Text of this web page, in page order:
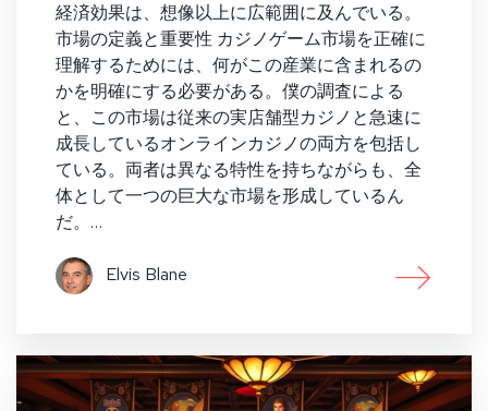
経済効果は、想像以上に広範囲に及んでいる。
市場の定義と重要性 カジノゲーム市場を正確に
理解するためには、何がこの産業に含まれるの
かを明確にする必要がある。僕の調査による
と、この市場は従来の実店舗型カジノと急速に
成長しているオンラインカジノの両方を包括し
ている。両者は異なる特性を持ちながらも、全
体として一つの巨大な市場を形成しているん
だ。…
Elvis Blane